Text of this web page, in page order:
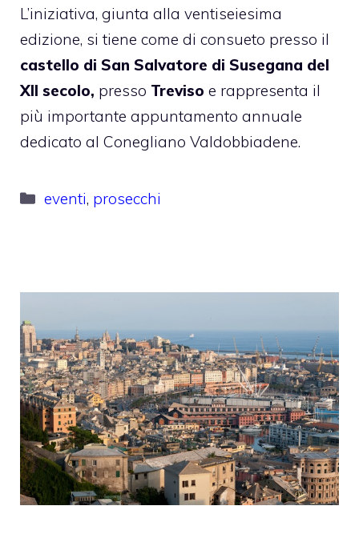
L’iniziativa, giunta alla ventiseiesima
edizione, si tiene come di consueto presso il
castello di San Salvatore di Susegana del
XII secolo, presso Treviso e rappresenta il
più importante appuntamento annuale
dedicato al Conegliano Valdobbiadene.
Categorie
eventi, prosecchi